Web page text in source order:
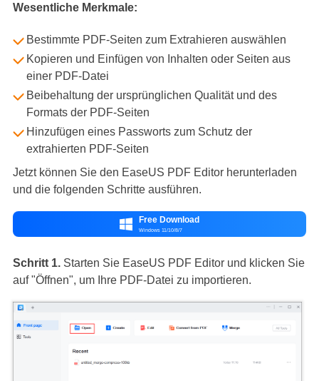
Wesentliche Merkmale:
Bestimmte PDF-Seiten zum Extrahieren auswählen
Kopieren und Einfügen von Inhalten oder Seiten aus
einer PDF-Datei
Beibehaltung der ursprünglichen Qualität und des
Formats der PDF-Seiten
Hinzufügen eines Passworts zum Schutz der
extrahierten PDF-Seiten
Jetzt können Sie den EaseUS PDF Editor herunterladen
und die folgenden Schritte ausführen.
 Free Download
Windows 11/10/8/7
Schritt 1. Starten Sie EaseUS PDF Editor und klicken Sie
auf "Öffnen", um Ihre PDF-Datei zu importieren.